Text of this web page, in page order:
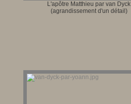
L'apôtre Matthieu par van Dyck
(agrandissement d'un détail)